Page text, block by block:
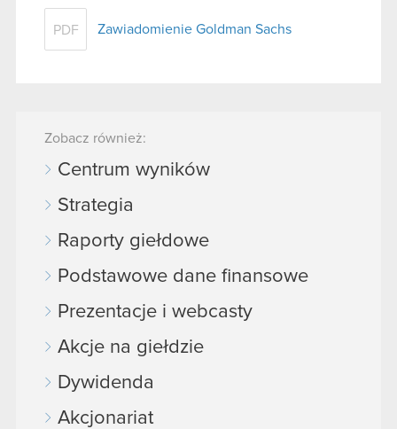
PDF Zawiadomienie Goldman Sachs
Zobacz również:
Centrum wyników
Strategia
Raporty giełdowe
Podstawowe dane finansowe
Prezentacje i webcasty
Akcje na giełdzie
Dywidenda
Akcjonariat